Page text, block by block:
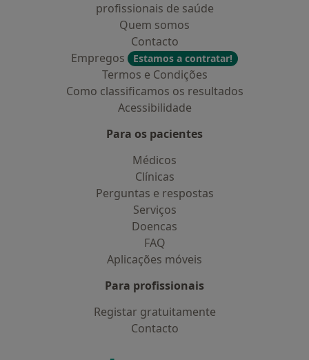
profissionais de saúde
Quem somos
Contacto
Empregos
Estamos a contratar!
Termos e Condições
Como classificamos os resultados
Acessibilidade
Para os pacientes
Médicos
Clínicas
Perguntas e respostas
Serviços
Doencas
FAQ
Aplicações móveis
Para profissionais
Registar gratuitamente
Contacto